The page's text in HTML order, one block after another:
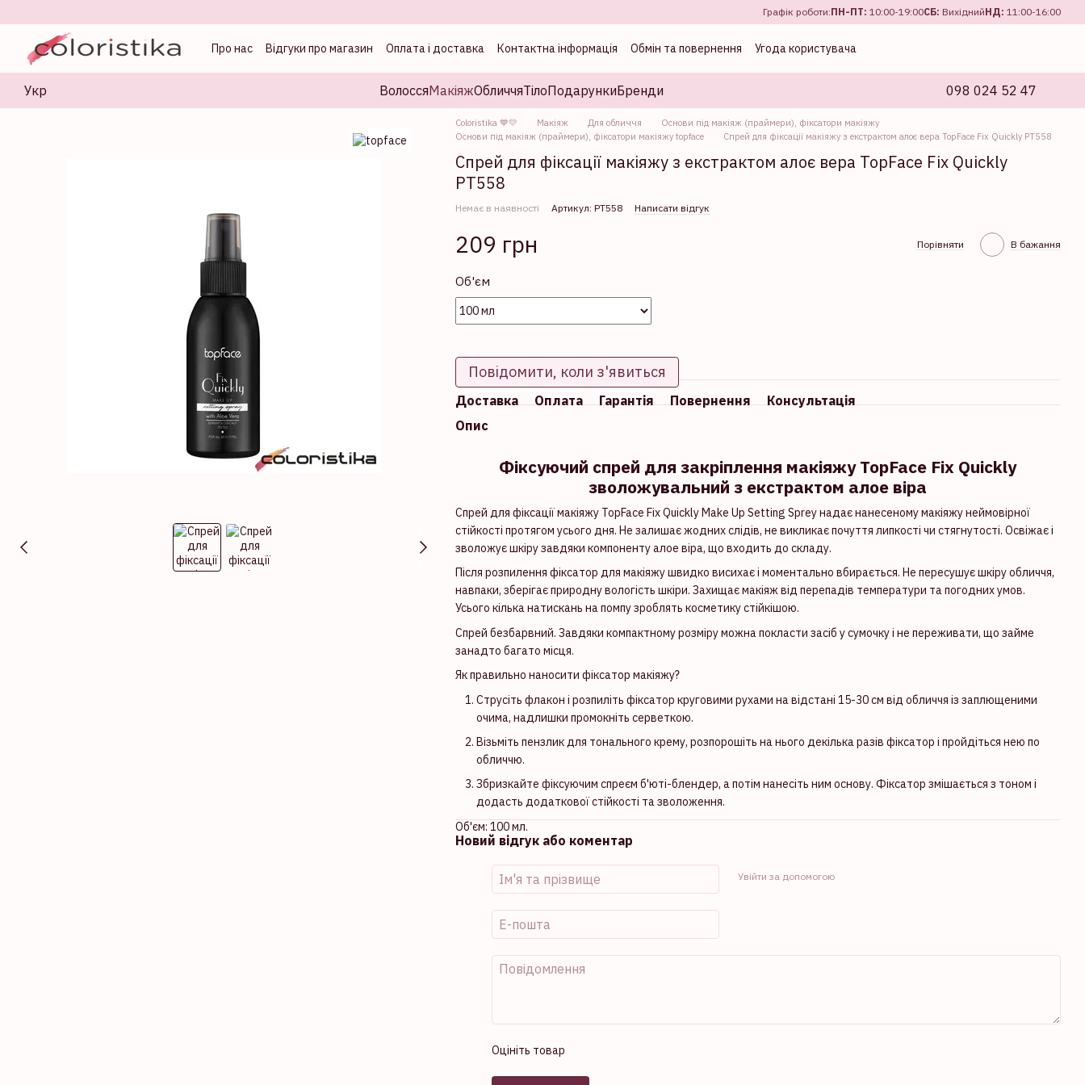
Графік роботи:ПН-ПТ: 10:00-19:00CБ: ВихіднийНД: 11:00-16:00
Про нас Відгуки про магазин Оплата і доставка Контактна інформація Обмін та повернення
Угода користувача
Укр ВолоссяМакіяжОбличчяТілоПодарункиБренди 098 024 52 47
Coloristika 💙💛 Макіяж Для обличчя
Основи під макіяж (праймери), фіксатори макіяжу
Основи під макіяж (праймери), фіксатори макіяжу topface
Спрей для фіксації макіяжу з екстрактом алоє вера TopFace Fix Quickly PT558
Спрей для фіксації макіяжу з екстрактом алоє вера TopFace Fix Quickly
PT558
Немає в наявності Артикул: PT558 Написати відгук
209 грн Порівняти В бажання
Об'єм
Повідомити, коли з'явиться
Доставка Оплата Гарантія Повернення
Консультація
Опис
Фіксуючий спрей для закріплення макіяжу TopFace Fix Quickly
зволожувальний з екстрактом алое віра
Спрей для фіксації макіяжу TopFace Fix Quickly Make Up Setting Sprey надає нанесеному макіяжу неймовірної
стійкості протягом усього дня. Не залишає жодних слідів, не викликає почуття липкості чи стягнутості. Освіжає і
зволожує шкіру завдяки компоненту алое віра, що входить до складу.
Після розпилення фіксатор для макіяжу швидко висихає і моментально вбирається. Не пересушує шкіру обличчя,
навпаки, зберігає природну вологість шкіри. Захищає макіяж від перепадів температури та погодних умов.
Усього кілька натискань на помпу зроблять косметику стійкішою.
Спрей безбарвний. Завдяки компактному розміру можна покласти засіб у сумочку і не переживати, що займе
занадто багато місця.
Як правильно наносити фіксатор макіяжу?
Струсіть флакон і розпиліть фіксатор круговими рухами на відстані 15-30 см від обличчя із заплющеними
очима, надлишки промокніть серветкою.
Візьміть пензлик для тонального крему, розпорошіть на нього декілька разів фіксатор і пройдіться нею по
обличчю.
Збризкайте фіксуючим спреєм б'юті-блендер, а потім нанесіть ним основу. Фіксатор змішається з тоном і
додасть додаткової стійкості та зволоження.
Об'єм: 100 мл.
Новий відгук або коментар
Увійти за допомогою
Оцініть товар